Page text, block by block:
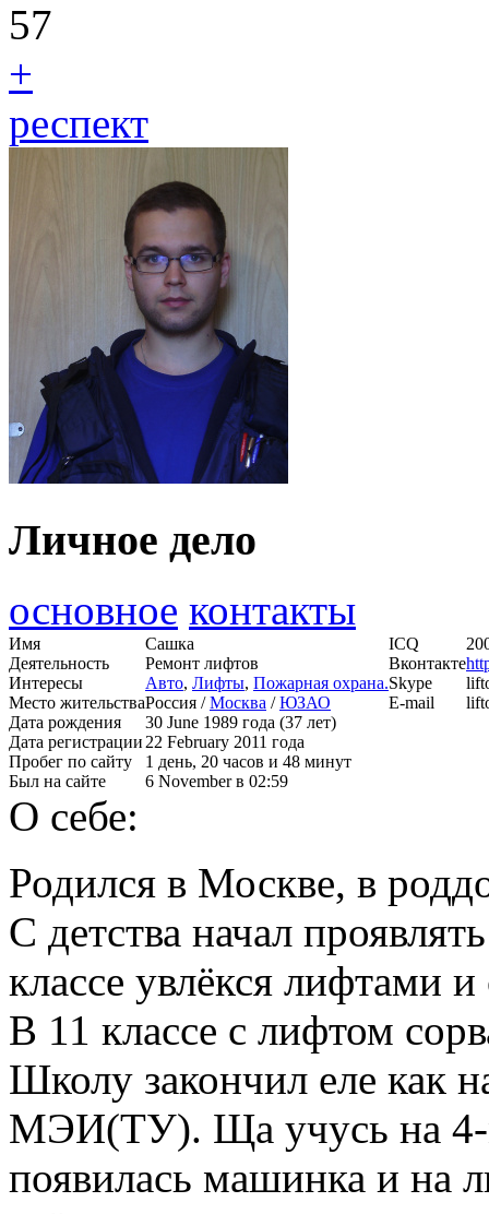
57
+
респект
Личное дело
основное контакты
Имя
Сашка
Деятельность
Ремонт лифтов
Интересы
Авто, Лифты, Пожарная охрана.
Место жительстваРоссия /Москва /ЮЗАО
Дата рождения
30 June 1989 года (37 лет)
Дата регистрации22 February 2011 года
Пробег по сайту
1 день, 20 часов и 48 минут
Был на сайте
6 November в 02:59
ICQ
Вконтакте
Skype
E-mail
О себе:
Родился в Москве, в
С детства начал
классе увлёкся лифтами
В 11 классе с лифтом
Школу закончил еле как
МЭИ(ТУ). Ща учусь на 4-
появилась машинка и на